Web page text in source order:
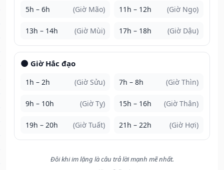
5h – 6h (Giờ Mão) 11h – 12h (Giờ Ngọ)
13h – 14h (Giờ Mùi) 17h – 18h (Giờ Dậu)
🌑 Giờ Hắc đạo
1h – 2h (Giờ Sửu) 7h – 8h (Giờ Thìn)
9h – 10h (Giờ Tỵ) 15h – 16h (Giờ Thân)
19h – 20h (Giờ Tuất) 21h – 22h (Giờ Hợi)
Đôi khi im lặng là câu trả lời mạnh mẽ nhất.